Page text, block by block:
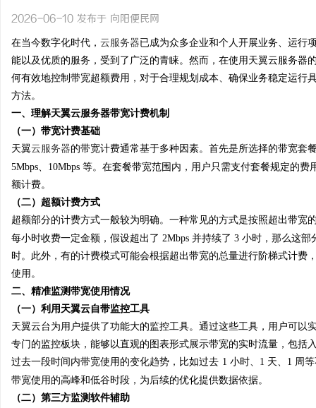
2026-06-10 发布于 向阳便民网
在当今数字化时代， 云服务器已成为众多企业和个人开展业务、运行
能以及优质的服务，受到了广泛的青睐。然而，在使用天翼云服务
何有效地控制带宽超额费用，对于合理规划成本、确保业务稳定运
方法。
一、理解天翼云服务器带宽计费机制
（一）带宽计费基础
天翼云服务器的带宽计费通常基于多种因素。首先是所选择的带宽套
5Mbps、10Mbps 等。在套餐带宽范围内，用户只需支付套餐规定的
额计费。
（二）超额计费方式
超额部分的计费方式一般较为明确。一种常见的方式是按照超出带宽
每小时收费一定金额，假设超出了 2Mbps 并持续了 3 小时，那么这
时。此外，有的计费模式可能会根据超出带宽的总量进行阶梯式计
使用。
二、精准监测带宽使用情况
（一）利用天翼云自带监控工具
天翼云台为用户提供了功能大的监控工具。通过这些工具，用户可
专门的监控板块，能够以直观的图表形式展示带宽的实时流量，包
过去一段时间内带宽使用的变化趋势，比如过去 1 小时、1 天、1 周
带宽使用的高峰和低谷时段，为后续的优化提供数据依据。
（二）第三方监测软件辅助